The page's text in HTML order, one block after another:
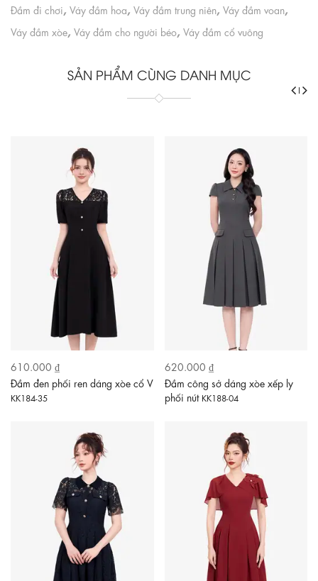
Đầm đi chơi, Váy đầm hoa, Váy đầm trung niên, Váy đầm voan,
Váy đầm xòe, Váy đầm cho người béo, Váy đầm cổ vuông
SẢN PHẨM CÙNG DANH MỤC
610.000 ₫
Đầm đen phối ren dáng xòe cổ V
KK184-35
620.000 ₫
Đầm công sở dáng xòe xếp ly
phối nút KK188-04